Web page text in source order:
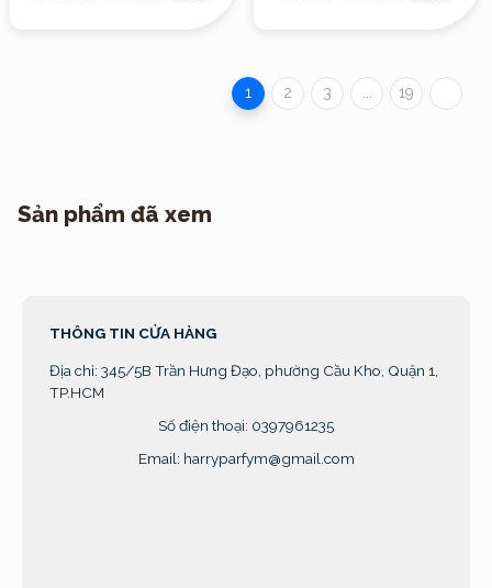
1 2 3 ... 19
Sản phẩm đã xem
THÔNG TIN CỬA HÀNG
Địa chỉ: 345/5B Trần Hưng Đạo, phường Cầu Kho, Quận 1,
TP.HCM
Số điện thoại: 0397961235
Email: harryparfym@gmail.com